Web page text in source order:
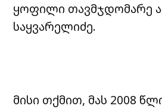
ყოფილი თავმჯდომარე
საყვარელიძე.
მისი თქმით, მას 2008